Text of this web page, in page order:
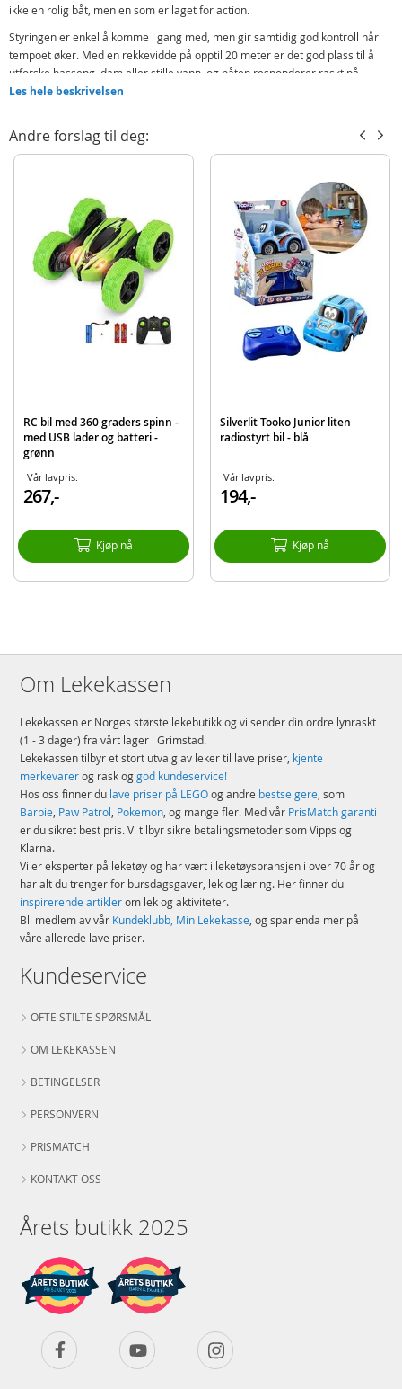
ikke en rolig båt, men en som er laget for action.
Styringen er enkel å komme i gang med, men gir samtidig god kontroll når
tempoet øker. Med en rekkevidde på opptil 20 meter er det god plass til å
utforske basseng, dam eller stille vann, og båten responderer raskt på
kommandoer. Det gjør den morsom både for barn som prøver radiostyrt båt
Dette er en speedbåt som naturlig samler folk rundt vannkanten. Enten det
handler om å kjøre raskest, ta skarpest sving eller holde best kontroll,
Inneholder:
Radiostyrt speedbåt
Fjernkontroll
Lengde: ca 26 cm
Rekkevidde: opptil 20 m
og det er dessverre ikke mulig å velge farge.
Produktdetaljer
Modell
EAN 8714627031492
Les hele beskrivelsen
Andre forslag til deg:
RC bil med 360 graders spinn -
med USB lader og batteri -
grønn
Vår lavpris:
267,-
Kjøp nå
Silverlit Tooko Junior liten
radiostyrt bil - blå
Vår lavpris:
194,-
Kjøp nå
Om Lekekassen
Lekekassen er Norges største lekebutikk og vi sender din ordre lynraskt
(1 - 3 dager) fra vårt lager i Grimstad.
Lekekassen tilbyr et stort utvalg av leker til lave priser, kjente
merkevarerog rask oggod kundeservice!
Hos oss finner du lave priser på LEGOog andre bestselgere, som
Barbie, Paw Patrol, Pokemon, og mange fler. Med vår PrisMatch garanti
er du sikret best pris. Vi tilbyr sikre betalingsmetoder som Vipps og
Klarna.
Vi er eksperter på leketøy og har vært i leketøysbransjen i over 70 år og
har alt du trenger for bursdagsgaver, lek og læring. Her finner du
inspirerende artiklerom lek og aktiviteter.
Bli medlem av vår Kundeklubb, Min Lekekasse, og spar enda mer på
våre allerede lave priser.
Kundeservice
OFTE STILTE SPØRSMÅL
OM LEKEKASSEN
BETINGELSER
PERSONVERN
PRISMATCH
KONTAKT OSS
Årets butikk 2025